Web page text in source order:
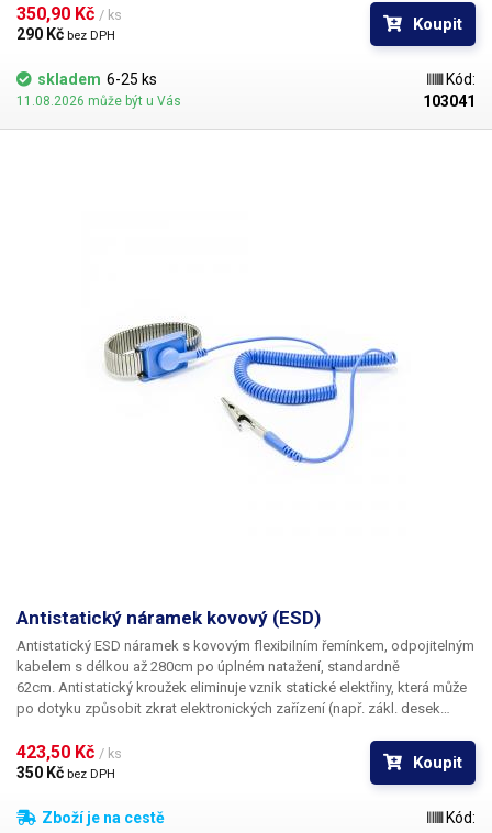
K uzemnění postačí zemnící ochranný kolík zásuvky. Fáze i nulový vodič
zástrčky jsou plastové, jediná vodivá část je zem, která je
chráněna1MΩ rezistorem, čímž je zajištěna maximální bezpečnost.
Zástrčky jsou navíc snadno kdekoliv přenositelné. Vhodné k připojení
ESD příslušenství jako jsou ESD náramky, ESD pájecí stanice,
antistatické podložky, které je třeba rovněž připojit a další ESD vybavení.
350,90 Kč / ks
290 Kč bez DPH
Koupit
skladem 6-25 ks
11.08.2026 může být u Vás
Kód:
103041
Antistatický náramek kovový (ESD)
Antistatický ESD náramek s kovovým flexibilním řemínkem, odpojitelným
kabelem s délkou až 280cm po úplném natažení, standardně
62cm. Antistatický kroužek eliminuje vznik statické elektřiny, která může
po dotyku způsobit zkrat elektronických zařízení (např. zákl. desek
ruce. Délku lze navíc upravit pomocí vnitřní přezky. ESD náramek
disponuje jak krokosvorkou na konci, tak klasickým 4mm banánkem, na
provedení řemínku, nabízíme také klasický ESD náramek s pružnou
423,50 Kč / ks
350 Kč bez DPH
Koupit
Zboží je na cestě
Kód: